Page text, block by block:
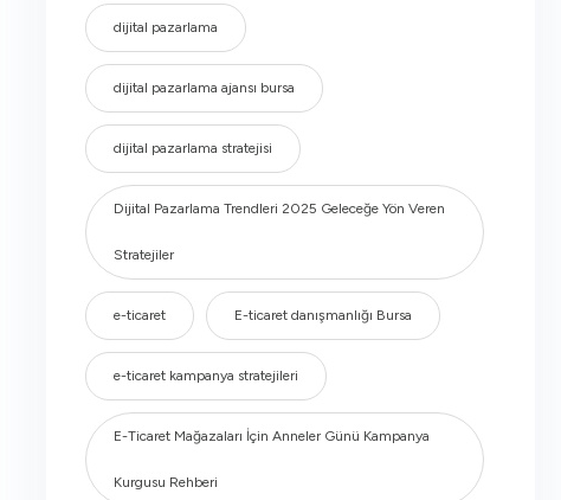
dijital pazarlama
dijital pazarlama ajansı bursa
dijital pazarlama stratejisi
Dijital Pazarlama Trendleri 2025 Geleceğe Yön Veren
Stratejiler
e-ticaret E-ticaret danışmanlığı Bursa
e-ticaret kampanya stratejileri
E-Ticaret Mağazaları İçin Anneler Günü Kampanya
Kurgusu Rehberi